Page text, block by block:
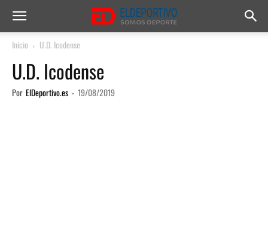
Inicio U.D. Icodense
U.D. Icodense
Por ElDeportivo.es - 19/08/2019